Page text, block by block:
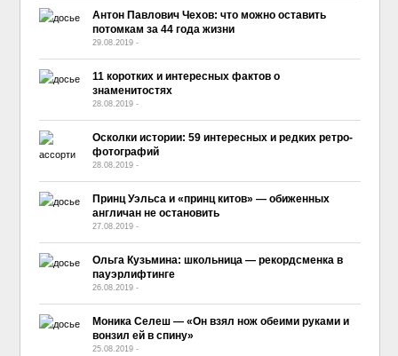
Антон Павлович Чехов: что можно оставить
потомкам за 44 года жизни
29.08.2019 -
11 коротких и интересных фактов о
знаменитостях
28.08.2019 -
Осколки истории: 59 интересных и редких ретро-
фотографий
28.08.2019 -
Принц Уэльса и «принц китов» — обиженных
англичан не остановить
27.08.2019 -
Ольга Кузьмина: школьница — рекордсменка в
пауэрлифтинге
26.08.2019 -
Моника Селеш — «Он взял нож обеими руками и
вонзил ей в спину»
25.08.2019 -